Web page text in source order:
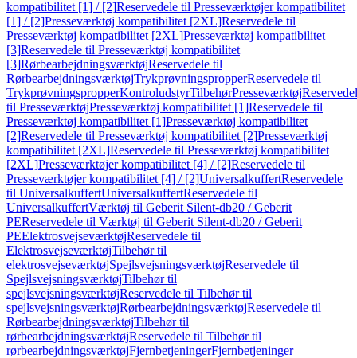
kompatibilitet [1] / [2]Reservedele til Presseværktøjer kompatibilitet
[1] / [2]Presseværktøj kompatibilitet [2XL]Reservedele til
Presseværktøj kompatibilitet [2XL]Presseværktøj kompatibilitet
[3]Reservedele til Presseværktøj kompatibilitet
[3]RørbearbejdningsværktøjReservedele til
RørbearbejdningsværktøjTrykprøvningspropperReservedele til
TrykprøvningspropperKontroludstyrTilbehørPresseværktøj
til PresseværktøjPresseværktøj kompatibilitet [1]Reservedele til
Presseværktøj kompatibilitet [1]Presseværktøj kompatibilitet
[2]Reservedele til Presseværktøj kompatibilitet [2]Presseværktøj
kompatibilitet [2XL]Reservedele til Presseværktøj kompatibilitet
[2XL]Presseværktøjer kompatibilitet [4] / [2]Reservedele til
Presseværktøjer kompatibilitet [4] / [2]UniversalkuffertReservedele
til UniversalkuffertUniversalkuffertReservedele til
UniversalkuffertVærktøj til Geberit Silent-db20 / Geberit
PEReservedele til Værktøj til Geberit Silent-db20 / Geberit
PEElektrosvejseværktøjReservedele til
ElektrosvejseværktøjTilbehør til
elektrosvejseværktøjSpejlsvejsningsværktøjReservedele til
SpejlsvejsningsværktøjTilbehør til
spejlsvejsningsværktøjReservedele til Tilbehør til
spejlsvejsningsværktøjRørbearbejdningsværktøjReservedele til
RørbearbejdningsværktøjTilbehør til
rørbearbejdningsværktøjReservedele til Tilbehør til
rørbearbejdningsværktøjFjernbetjeningerFjernbetjeninger